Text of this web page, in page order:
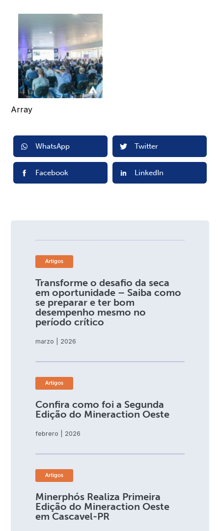
Array
WhatsApp Twitter
Facebook LinkedIn
Artigos
Transforme o desafio da seca
em oportunidade – Saiba como
se preparar e ter bom
desempenho mesmo no
período crítico
marzo | 2026
Artigos
Confira como foi a Segunda
Edição do Mineraction Oeste
febrero | 2026
Artigos
Minerphós Realiza Primeira
Edição do Mineraction Oeste
em Cascavel-PR